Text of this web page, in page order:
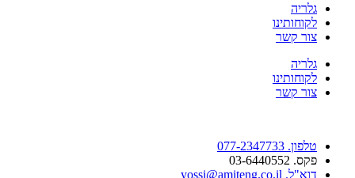
גלריה
לקוחותינו
צור קשר
גלריה
לקוחותינו
צור קשר
טלפון. 077-2347733
פקס. 03-6440552
דוא"ל. yossi@amiteng.co.il